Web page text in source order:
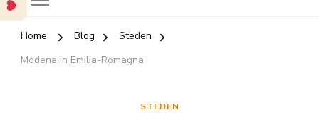
Home Blog
Steden
Modena in Emilia-Romagna
STEDEN